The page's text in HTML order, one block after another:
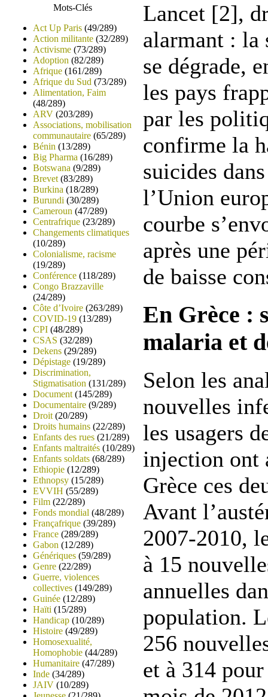
Mots-Clés
Act Up Paris (49/289)
Action militante (32/289)
Activisme (73/289)
Adoption (82/289)
Afrique (161/289)
Afrique du Sud (73/289)
Alimentation, Faim
(48/289)
ARV (203/289)
Associations, mobilisation
communautaire (65/289)
Bénin (13/289)
Big Pharma (16/289)
Botswana (9/289)
Brevet (83/289)
Burkina (18/289)
Burundi (30/289)
Cameroun (47/289)
Centrafrique (23/289)
Changements climatiques
(10/289)
Colonialisme, racisme
(19/289)
Conférence (118/289)
Congo Brazzaville
(24/289)
Côte d’Ivoire (263/289)
COVID-19 (13/289)
CPI (48/289)
CSAS (32/289)
Dekens (29/289)
Dépistage (19/289)
Discrimination,
Stigmatisation (131/289)
Document (145/289)
Documentaire (9/289)
Droit (20/289)
Droits humains (22/289)
Enfants des rues (21/289)
Enfants maltraités (10/289)
Enfants soldats (68/289)
Ethiopie (12/289)
Ethnopsy (15/289)
EVVIH (55/289)
Film (22/289)
Fonds mondial (48/289)
Françafrique (39/289)
France (289/289)
Gabon (12/289)
Génériques (59/289)
Genre (22/289)
Guerre, violences
collectives (149/289)
Guinée (12/289)
Haïti (15/289)
Handicap (10/289)
Histoire (49/289)
Homosexualité,
Homophobie (44/289)
Humanitaire (47/289)
Inde (34/289)
JAIV (10/289)
Lancet [2],
alarmant : la
se dégrade,
les pays
par les
confirme la
suicides
l’Union
courbe
après une
de baisse
En Grèce :
malaria et
Selon les
nouvelles
les usagers
injection ont
Grèce ces
Avant
2007-2010,
à 15
annuelles
population.
256
et à 314